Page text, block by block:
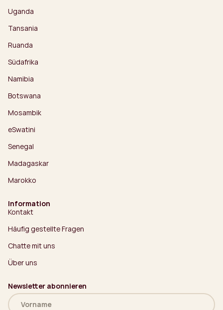
Uganda
Tansania
Ruanda
Südafrika
Namibia
Botswana
Mosambik
eSwatini
Senegal
Madagaskar
Marokko
Information
Kontakt
Häufig gestellte Fragen
Chatte mit uns
Über uns
Newsletter abonnieren
Name